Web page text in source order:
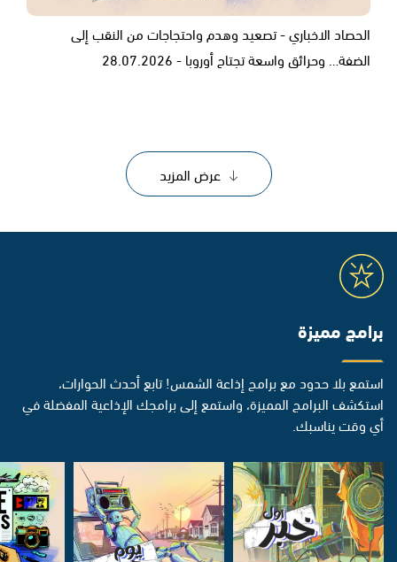
الحصاد الاخباري - تصعيد وهدم واحتجاجات من النقب إلى
الضفة… وحرائق واسعة تجتاح أوروبا - 28.07.2026
عرض المزيد
برامج مميزة
استمع بلا حدود مع برامج إذاعة الشمس! تابع أحدث الحوارات،
استكشف البرامج المميزة، واستمع إلى برامجك الإذاعية المفضلة في
أي وقت يناسبك.